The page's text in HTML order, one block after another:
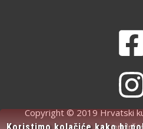
Copyright © 2019 Hrvatski